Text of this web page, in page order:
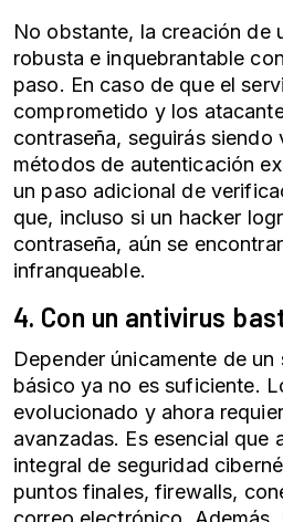
No obstante, la creación de
robusta e inquebrantable
paso. En caso de que el
comprometido y los
contraseña, seguirás siendo
métodos de autenticación
un paso adicional de
que, incluso si un hacker
contraseña, aún se
infranqueable.
4. Con un antivirus
Depender únicamente de
básico ya no es suficiente.
evolucionado y ahora
avanzadas. Es esencial que
integral de seguridad
puntos finales, firewalls,